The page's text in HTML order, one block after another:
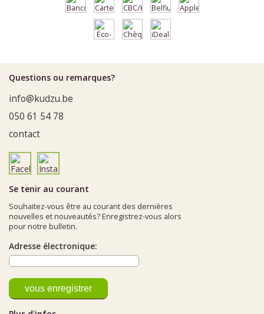
Questions ou remarques?
info@kudzu.be
050 61 54 78
contact
Se tenir au courant
Souhaitez-vous être au courant des dernières
nouvelles et nouveautés? Enregistrez-vous alors
pour notre bulletin.
Adresse électronique: